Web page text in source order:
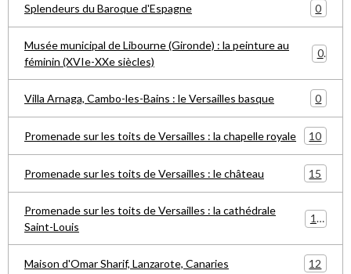
Splendeurs du Baroque d'Espagne 0
Musée municipal de Libourne (Gironde) : la peinture au
féminin (XVIe-XXe siècles)
0
Villa Arnaga, Cambo-les-Bains : le Versailles basque 0
Promenade sur les toits de Versailles : la chapelle royale 10
Promenade sur les toits de Versailles : le château 15
Promenade sur les toits de Versailles : la cathédrale
Saint-Louis
15
Maison d'Omar Sharif, Lanzarote, Canaries 12